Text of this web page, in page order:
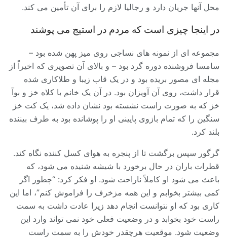
محل آنها جریان دارد و رجالیا لازم را برای آن تأمین می کند.
در اینجا چیزی است که مردم در استیج می پوشند
مجموعه ای از نمونه های نساجی روی میز پهن شده بود –
سامسا فروشنده دوره گرد بود – و بالای آن تصویری که اخیراً از
مجله ای مصور بریده بود و در یک قاب زیبا و طلاکاری شده
قرار داشت، روی آن آویزان بود. در آن یک خانم با کلاه خز و بوآ
خز که به صورت راست نشسته بود نشان داده شد، یک کت خز
سنگین را که تمام بازوی پایینی او را پوشانده بود به طرف بیننده
بلند کرد.
گرگور سپس برگشت تا از پنجره به هوای کسل کننده نگاه کند.
قطرات باران در حال برخورد با شیشه شنیده می شود، که
باعث می شود او کاملاً ناراحت شود. او فکر کرد: “چطور اگر
کمی بیشتر بخوابم و این همه مزخرف را فراموش کنم”، اما این
کاری بود که او نتوانست انجام دهد زیرا عادت داشت به سمت
راست خود بخوابد و در وضعیت فعلی خود نمی تواند وارد این
وضعیت شود. موقعیت هرچقدر خودش را به سمت راست